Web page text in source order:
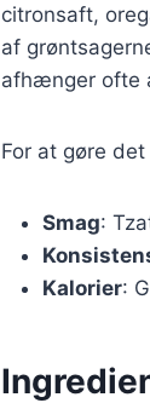
citronsaft,
af
afhænger ofte
For at gøre
Smag:
Kalorier: